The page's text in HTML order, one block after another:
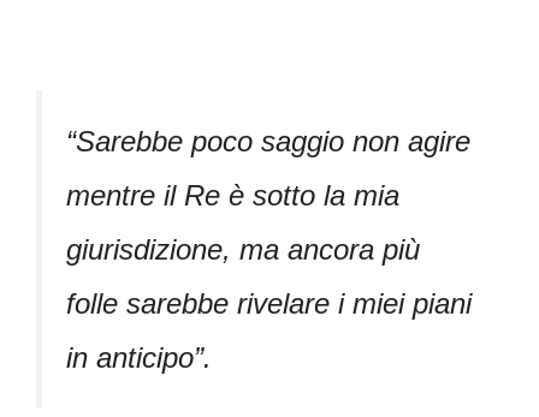
“Sarebbe poco saggio non agire
mentre il Re è sotto la mia
giurisdizione, ma ancora più
folle sarebbe rivelare i miei piani
in anticipo”.